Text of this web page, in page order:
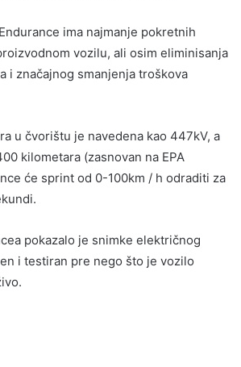
ima najmanje pokretnih
vozilu, ali osim eliminisanja
i značajnog smanjenja troškova
u čvorištu je navedena kao 447kV, a
kilometara (zasnovan na EPA
će sprint od 0-100km / h odraditi za
pokazalo je snimke električnog
i testiran pre nego što je vozilo